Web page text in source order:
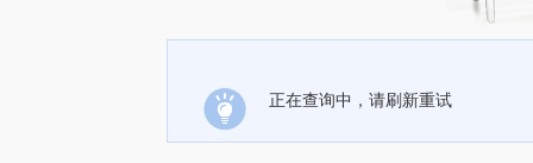
正在查询中，请刷新重试